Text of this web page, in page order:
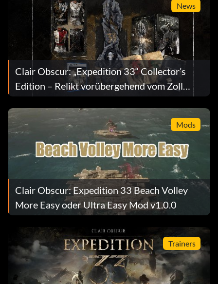
News
Clair Obscur: „Expedition 33“ Collector’s
Edition – Relikt vorübergehend vom Zoll
beschlagnahmt
Mods
Clair Obscur: Expedition 33 Beach Volley
More Easy oder Ultra Easy Mod v1.0.0
Trainers